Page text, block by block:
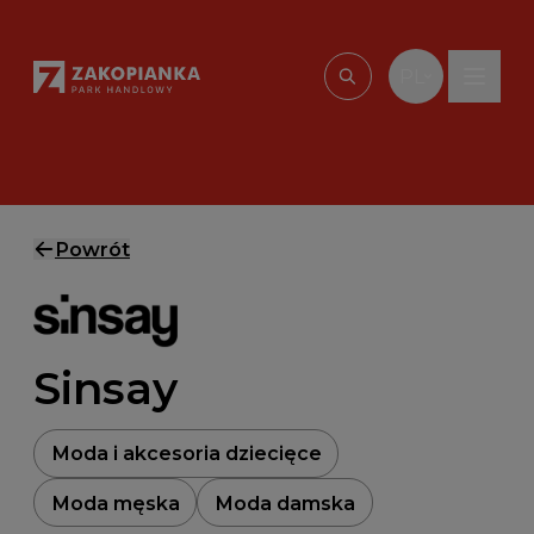
Wpisz, czego
Powrót
Sinsay
Moda i akcesoria dziecięce
Moda męska Moda damska